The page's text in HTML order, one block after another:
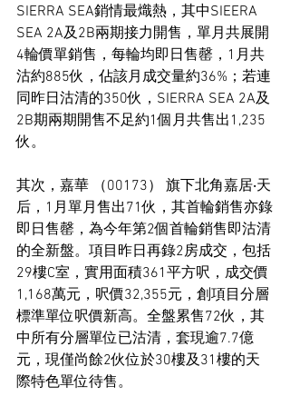
SIERRA SEA銷情最熾熱，其中SIEERA
SEA 2A及2B兩期接力開售，單月共展開
4輪價單銷售，每輪均即日售罄，1月共
沽約885伙，佔該月成交量約36%；若連
同昨日沽清的350伙，SIERRA SEA 2A及
2B期兩期開售不足約1個月共售出1,235
伙。
其次，嘉華 （00173） 旗下北角嘉居‧天
后，1月單月售出71伙，其首輪銷售亦錄
即日售罄，為今年第2個首輪銷售即沽清
的全新盤。項目昨日再錄2房成交，包括
29樓C室，實用面積361平方呎，成交價
1,168萬元，呎價32,355元，創項目分層
標準單位呎價新高。全盤累售72伙，其
中所有分層單位已沽清，套現逾7.7億
元，現僅尚餘2伙位於30樓及31樓的天
際特色單位待售。